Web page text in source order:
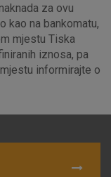
za ovu
kao na bankomatu,
mjestu Tiska
iznosa, pa
informirajte o
neće raditi. Ti
bi vas mogle